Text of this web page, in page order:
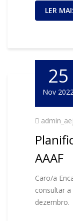
LER
25
Nov
AAAF
Caro/a
consultar a
dezembro.